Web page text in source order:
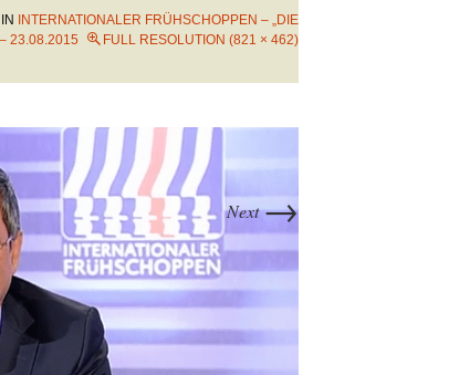
IN
INTERNATIONALER FRÜHSCHOPPEN – „DIE
23.08.2015
FULL RESOLUTION (821 × 462)
Next→